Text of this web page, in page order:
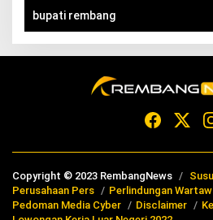
bupati rembang
Copyright © 2023 RembangNews
Perusahaan Pers
Perlindungan
Pedoman Media Cyber
Disclaimer